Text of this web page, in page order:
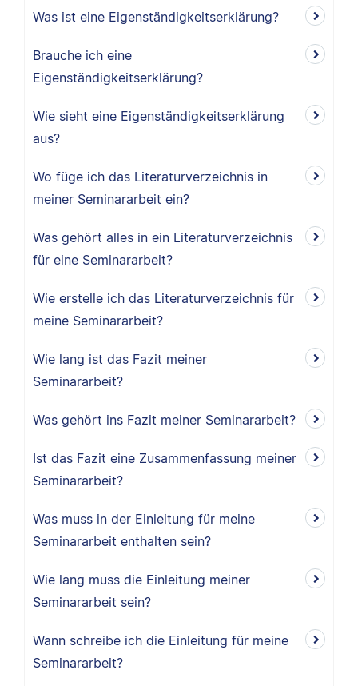
Was ist eine Eigenständigkeitserklärung?
Brauche ich eine
Eigenständigkeitserklärung?
Wie sieht eine Eigenständigkeitserklärung
aus?
Wo füge ich das Literaturverzeichnis in
meiner Seminararbeit ein?
Was gehört alles in ein Literaturverzeichnis
für eine Seminararbeit?
Wie erstelle ich das Literaturverzeichnis für
meine Seminararbeit?
Wie lang ist das Fazit meiner
Seminararbeit?
Was gehört ins Fazit meiner Seminararbeit?
Ist das Fazit eine Zusammenfassung meiner
Seminararbeit?
Was muss in der Einleitung für meine
Seminararbeit enthalten sein?
Wie lang muss die Einleitung meiner
Seminararbeit sein?
Wann schreibe ich die Einleitung für meine
Seminararbeit?